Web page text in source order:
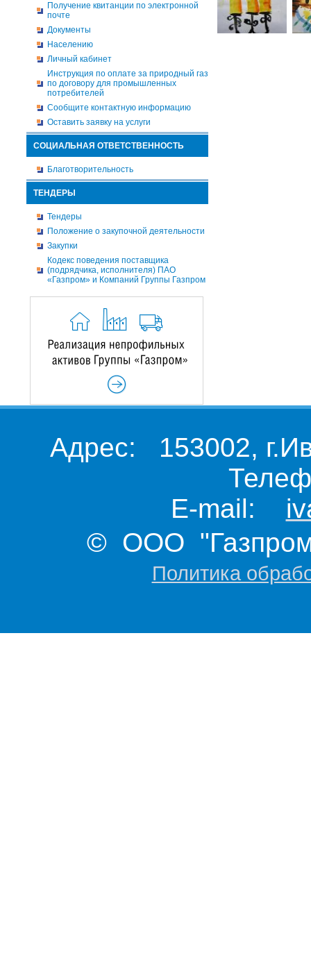
Получение квитанции по электронной
почте
Документы
Населению
Личный кабинет
Инструкция по оплате за природный газ
по договору для промышленных
потребителей
Сообщите контактную информацию
Оставить заявку на услуги
СОЦИАЛЬНАЯ ОТВЕТСТВЕННОСТЬ
Благотворительность
ТЕНДЕРЫ
Тендеры
Положение о закупочной деятельности
Закупки
Кодекс поведения поставщика
(подрядчика, исполнителя) ПАО
«Газпром» и Компаний Группы Газпром
Адрес: 153002,
E-mail:
© ООО "Газпром
Политика